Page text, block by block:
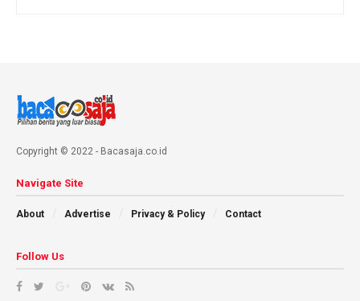
Copyright © 2022 - Bacasaja.co.id
Navigate Site
About Advertise Privacy & Policy Contact
Follow Us